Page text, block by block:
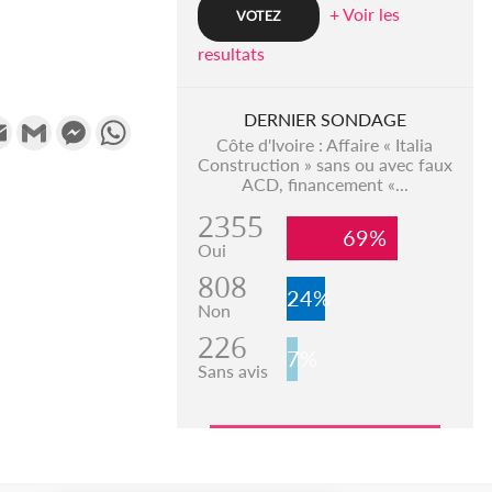
Email Gmail Messenger
+ Voir les
resultats
DERNIER SONDAGE
Côte d'Ivoire : Affaire « Italia
Construction » sans ou avec faux
ACD, financement «...
2355
Oui 69%
808
Non 24%
226
Sans avis 7%